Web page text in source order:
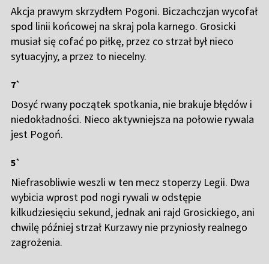
Akcja prawym skrzydłem Pogoni. Biczachczjan wycofał
spod linii końcowej na skraj pola karnego. Grosicki
musiał się cofać po piłkę, przez co strzał był nieco
sytuacyjny, a przez to niecelny.
7`
Dosyć rwany początek spotkania, nie brakuje błędów i
niedokładności. Nieco aktywniejsza na połowie rywala
jest Pogoń.
5`
Niefrasobliwie weszli w ten mecz stoperzy Legii. Dwa
wybicia wprost pod nogi rywali w odstępie
kilkudziesięciu sekund, jednak ani rajd Grosickiego, ani
chwilę później strzał Kurzawy nie przyniosły realnego
zagrożenia.